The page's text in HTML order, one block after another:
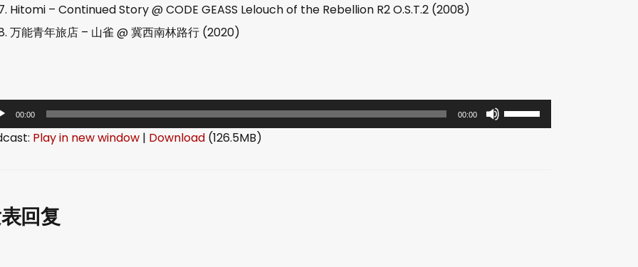
Hitomi – Continued Story @ CODE GEASS Lelouch of the Rebellion R2 O.S.T.2 (2008)
万能青年旅店 – 山雀 @ 冀西南林路行 (2020)
00:00 00:00
使
用
Play in new window | Download (126.5MB)
回复